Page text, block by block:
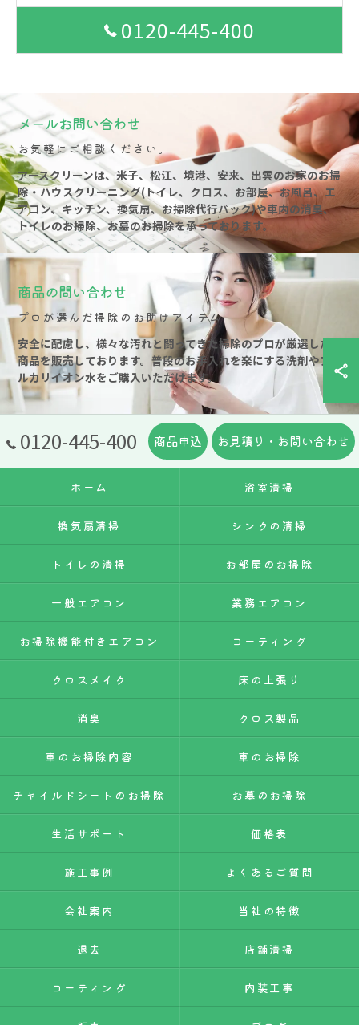
0120-445-400
メールお問い合わせ
お気軽にご相談ください。
アースクリーンは、米子、松江、境港、安来、出雲のお家のお掃
除・ハウスクリーニング(トイレ、クロス、お部屋、お風呂、エ
アコン、キッチン、換気扇、お掃除代行パック)や車内の消臭、
トイレのお掃除、お墓のお掃除を承っております。
商品の問い合わせ
プロが選んだ掃除のお助けアイテム
安全に配慮し、様々な汚れと闘ってきた掃除のプロが厳選した
商品を販売しております。普段のお手入れを楽にする洗剤やア
ルカリイオン水をご購入いただけます。
0120-445-400 商品申込 お見積り・お問い合わせ
ホーム 浴室清掃
換気扇清掃 シンクの清掃
トイレの清掃 お部屋のお掃除
一般エアコン 業務エアコン
お掃除機能付きエアコン コーティング
クロスメイク 床の上張り
消臭 クロス製品
車のお掃除内容 車のお掃除
チャイルドシートのお掃除 お墓のお掃除
生活サポート 価格表
施工事例 よくあるご質問
会社案内 当社の特徴
退去 店舗清掃
コーティング 内装工事